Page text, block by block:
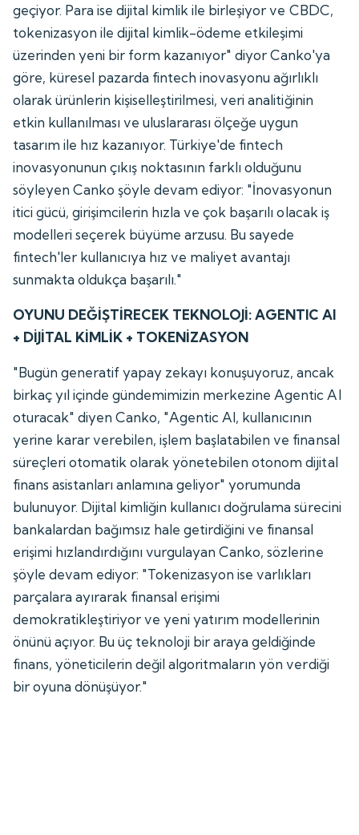
geçiyor. Para ise dijital kimlik ile birleşiyor ve CBDC,
tokenizasyon ile dijital kimlik-ödeme etkileşimi
üzerinden yeni bir form kazanıyor" diyor Canko'ya
göre, küresel pazarda fintech inovasyonu ağırlıklı
olarak ürünlerin kişiselleştirilmesi, veri analitiğinin
etkin kullanılması ve uluslararası ölçeğe uygun
tasarım ile hız kazanıyor. Türkiye'de fintech
inovasyonunun çıkış noktasının farklı olduğunu
söyleyen Canko şöyle devam ediyor: "İnovasyonun
itici gücü, girişimcilerin hızla ve çok başarılı olacak iş
modelleri seçerek büyüme arzusu. Bu sayede
fintech'ler kullanıcıya hız ve maliyet avantajı
sunmakta oldukça başarılı."
OYUNU DEĞİŞTİRECEK TEKNOLOJİ: AGENTIC AI
+ DİJİTAL KİMLİK + TOKENİZASYON
"Bugün generatif yapay zekayı konuşuyoruz, ancak
birkaç yıl içinde gündemimizin merkezine Agentic AI
oturacak" diyen Canko, "Agentic AI, kullanıcının
yerine karar verebilen, işlem başlatabilen ve finansal
süreçleri otomatik olarak yönetebilen otonom dijital
finans asistanları anlamına geliyor" yorumunda
bulunuyor. Dijital kimliğin kullanıcı doğrulama sürecini
bankalardan bağımsız hale getirdiğini ve finansal
erişimi hızlandırdığını vurgulayan Canko, sözlerine
şöyle devam ediyor: "Tokenizasyon ise varlıkları
parçalara ayırarak finansal erişimi
demokratikleştiriyor ve yeni yatırım modellerinin
önünü açıyor. Bu üç teknoloji bir araya geldiğinde
finans, yöneticilerin değil algoritmaların yön verdiği
bir oyuna dönüşüyor."